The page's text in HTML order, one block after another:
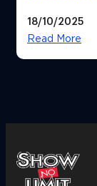
สวยฉ่ำ !
18/10/2025
Read More